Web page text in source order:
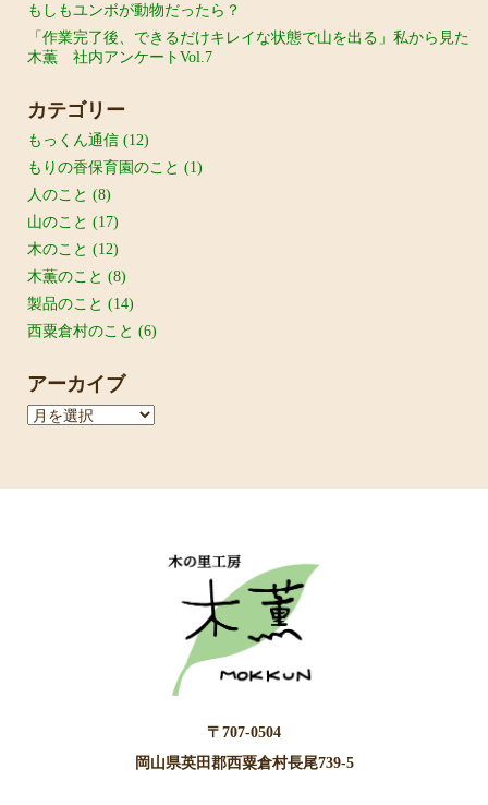
もしもユンボが動物だったら？
「作業完了後、できるだけキレイな状態で山を出る」私から見た
木薫 社内アンケートVol.7
カテゴリー
もっくん通信 (12)
もりの香保育園のこと (1)
人のこと (8)
山のこと (17)
木のこと (12)
木薫のこと (8)
製品のこと (14)
西粟倉村のこと (6)
アーカイブ
ア
ブ
〒707-0504
岡山県英田郡西粟倉村長尾739-5